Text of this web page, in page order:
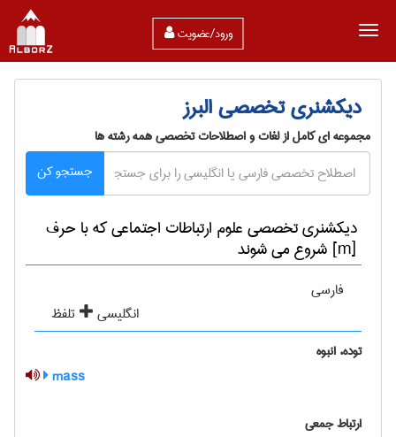
ورود/عضویت
دیکشنری تخصصی البرز
مجموعه ای کامل از لغات و اصطلاحات تخصصی همه رشته ها
جستجو کن
دیکشنری تخصصی علوم ارتباطات اجتماعی که با حرف
[m] شروع می شوند
فارسی
انگلیسی
تلفظ
توده، انبوه
mass
ارتباط جمعي